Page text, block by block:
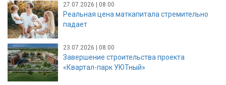
27.07.2026 | 08:00
Реальная цена маткапитала стремительно
падает
23.07.2026 | 08:00
Завершение строительства проекта
«Квартал-парк УЮТный»